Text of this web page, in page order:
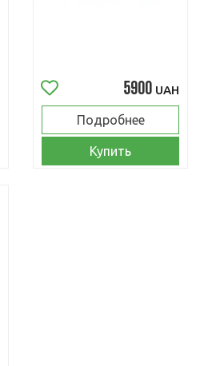
5900 UAH
Подробнее
Купить